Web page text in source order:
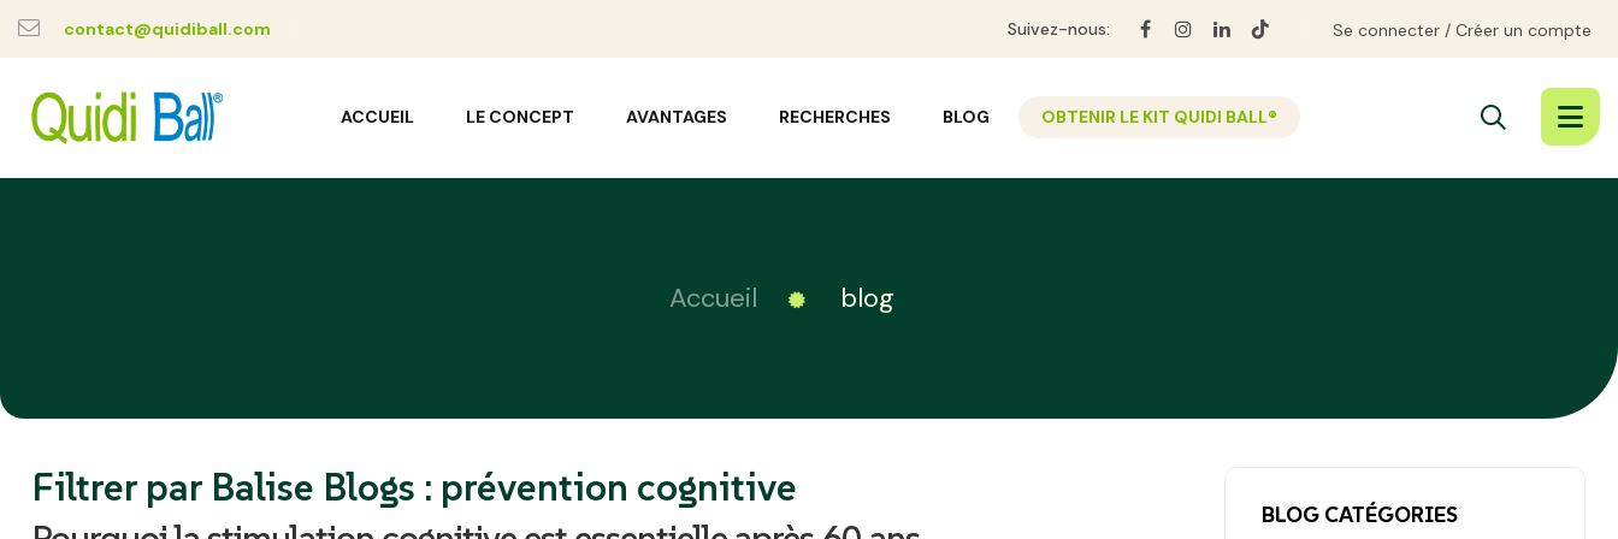
contact@quidiball.com Suivez-nous: Se connecter Créer un compte
ACCUEIL LE CONCEPT AVANTAGES RECHERCHES BLOG OBTENIR LE KIT QUIDI BALL®
Accueil blog
Filtrer par Balise Blogs : prévention cognitive
BLOG CATÉGORIES